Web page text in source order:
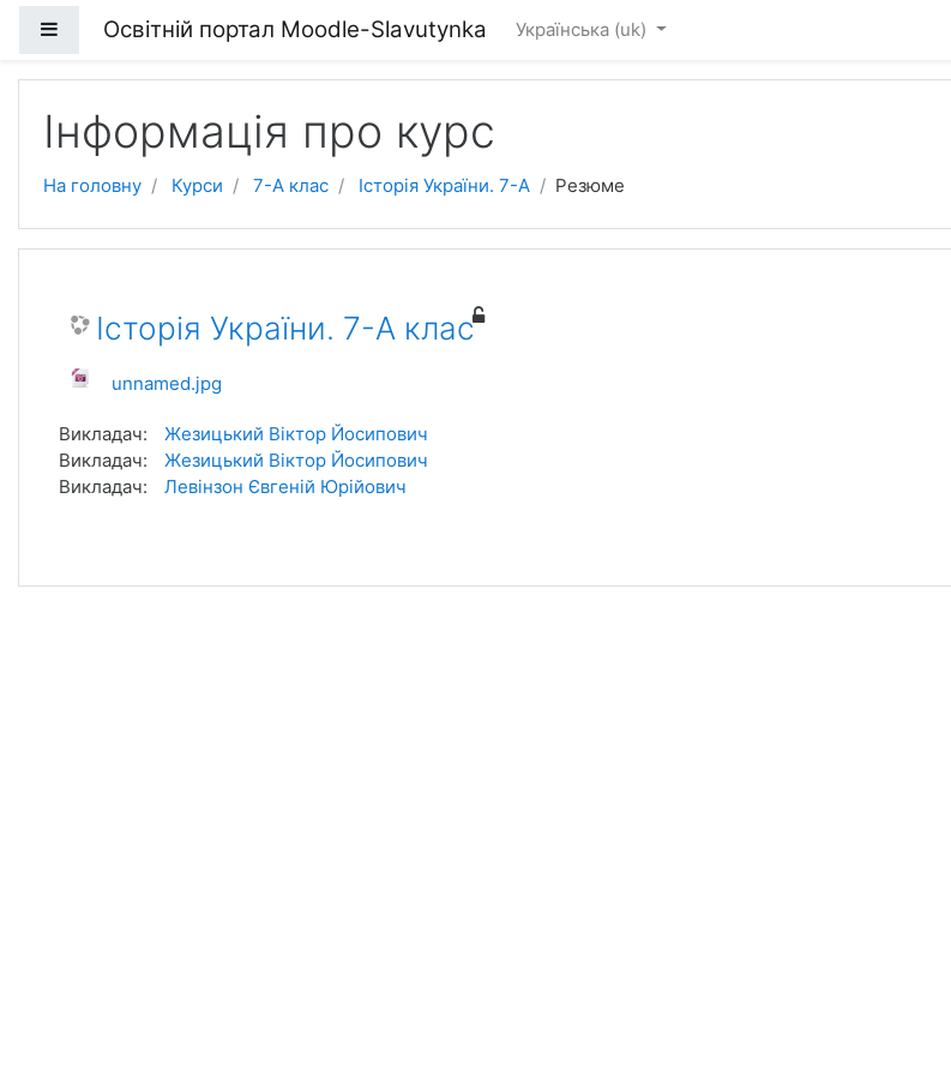
Бокова панель
Освітній портал Moodle-Slavutynka Українська ‎(uk)‎
Інформація про курс
На головну Курси 7-А клас Історія України. 7-А Резюме
Історія України. 7-А клас
unnamed.jpg
Викладач:
Жезицький Віктор Йосипович
Викладач:
Жезицький Віктор Йосипович
Викладач:
Левінзон Євгеній Юрійович